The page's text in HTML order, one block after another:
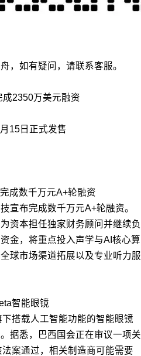
，如有疑问，请联系客服。
2350万美元融资
15日正式发售
成数千万元A+轮融资
宣布完成数千万元A+轮融资。
资本担任独家财务顾问并继续负
金，将重点投入声学与AI核心算
球市场渠道拓展以及专业听力服
智能眼镜
搭载人工智能功能的智能眼镜
据悉，巴西国会正在审议一项关
案通过，相关制造商可能需要